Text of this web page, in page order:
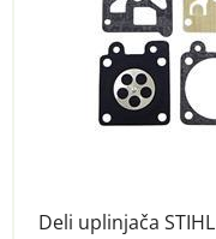
Deli uplinjača STIHL